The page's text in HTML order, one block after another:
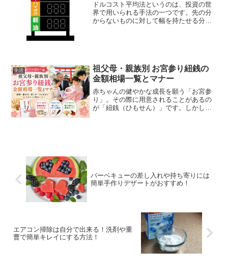
ドルコスト平均法というのは、投資の世
界で用いられる手法の一つです。先の分
からないものに対して幅を持たせる分散
生活
祖父母・親族別 お宮参り紐銭の
金額相場一覧とマナー
赤ちゃんの健やかな成長を願う「お宮参
り」。その際に用意されることがあるの
が「紐銭（ひもせん）」です。しかし、
バーベキューの差し入れや持ち寄りには
簡単手作りデザートがおすすめ！
エアコン掃除は自分で出来る！洗剤や重
曹で簡単キレイにする方法！